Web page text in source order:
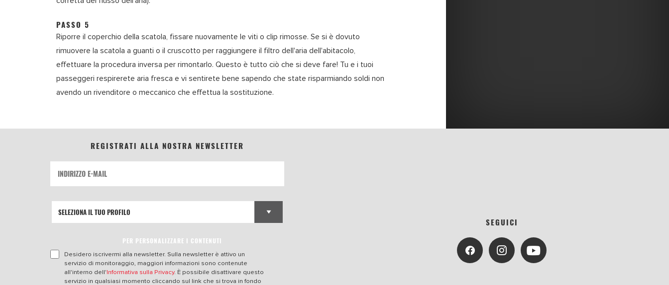
PASSO 5
Riporre il coperchio della scatola, fissare nuovamente le viti o clip rimosse. Se si è dovuto
rimuovere la scatola a guanti o il cruscotto per raggiungere il filtro dell'aria dell'abitacolo,
effettuare la procedura inversa per rimontarlo. Questo è tutto ciò che si deve fare! Tu e i tuoi
passeggeri respirerete aria fresca e vi sentirete bene sapendo che state risparmiando soldi non
avendo un rivenditore o meccanico che effettua la sostituzione.
REGISTRATI ALLA NOSTRA NEWSLETTER
PER PERSONALIZZARE I CONTENUTI
Desidero iscrivermi alla newsletter. Sulla newsletter è attivo un
servizio di monitoraggio, maggiori informazioni sono contenute
all'interno dell'Informativa sulla Privacy. È possibile disattivare questo
servizio in qualsiasi momento cliccando sul link che si trova in fondo
SEGUICI